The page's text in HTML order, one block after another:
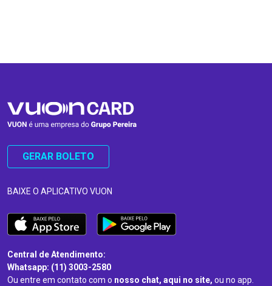
GERAR BOLETO
BAIXE O APLICATIVO VUON
Central de Atendimento:
Whatsapp: (11) 3003-2580
Ou entre em contato com o nosso chat, aqui no site, ou no app.